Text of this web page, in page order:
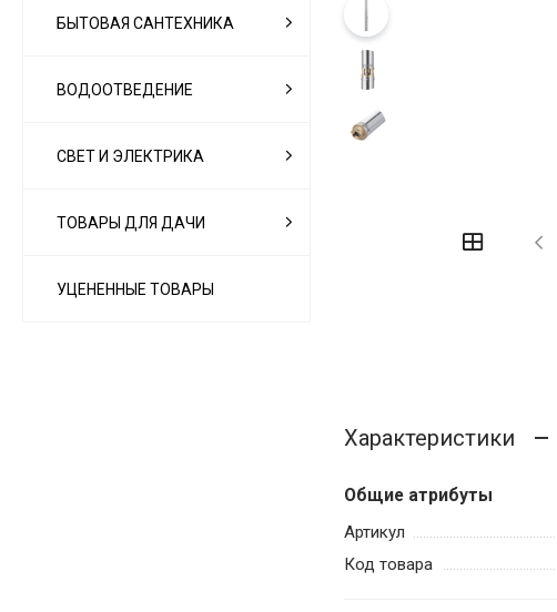
БЫТОВАЯ САНТЕХНИКА
ВОДООТВЕДЕНИЕ
СВЕТ И ЭЛЕКТРИКА
ТОВАРЫ ДЛЯ ДАЧИ
УЦЕНЕННЫЕ ТОВАРЫ
Характеристики
Общие атрибуты
Артикул
Код товара